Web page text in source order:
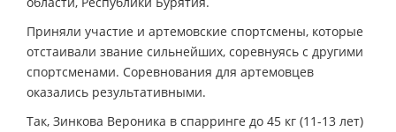
Приняли участие и артемовские спортсмены, которые
отстаивали звание сильнейших, соревнуясь с другими
спортсменами. Соревнования для артемовцев
оказались результативными.
Так, Зинкова Вероника в спарринге до 45 кг (11-13 лет)